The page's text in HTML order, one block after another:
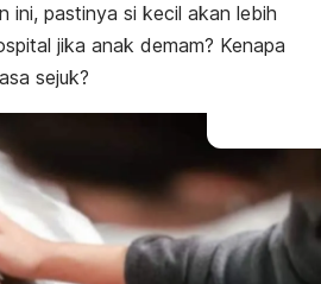
ini, pastinya si kecil akan lebih
jika anak demam? Kenapa
sejuk?